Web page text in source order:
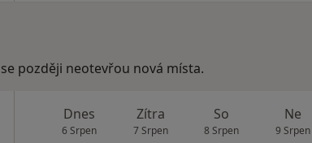
později neotevřou nová místa.
Dnes
6 Srpen
Zítra
7 Srpen
So
8 Srpen
Ne
9 Srpen